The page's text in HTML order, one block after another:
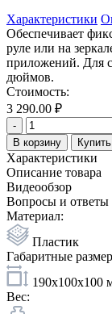
Характеристики
Обеспечивает
руле или на
приложений. Для
дюймов.
Стоимость:
3 290.00 ₽
-
В корзину
Характеристики
Описание товара
Видеообзор
Вопросы и ответы
Материал:
Пластик
Габаритные
190x100x100
Вес: